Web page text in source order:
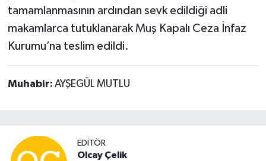
tamamlanmasının ardından sevk edildiği adli
makamlarca tutuklanarak Muş Kapalı Ceza İnfaz
Kurumu’na teslim edildi.
Muhabir: AYŞEGÜL MUTLU
EDITÖR
Olcay Çelik